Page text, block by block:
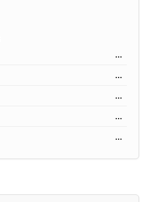
...
...
...
...
...